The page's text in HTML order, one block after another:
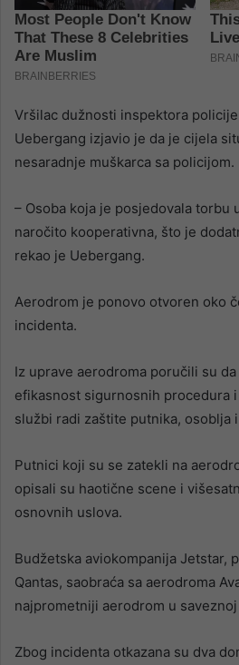
Vršilac dužnosti inspektora
Uebergang izjavio je da je cijela
nesaradnje muškarca sa policijom.
– Osoba koja je posjedovala torbu
naročito kooperativna, što je
rekao je Uebergang.
Aerodrom je ponovo otvoren oko
incidenta.
Iz uprave aerodroma poručili su
efikasnost sigurnosnih procedura
službi radi zaštite putnika, osoblja
Putnici koji su se zatekli na
opisali su haotične scene i
osnovnih uslova.
Budžetska aviokompanija Jetstar,
Qantas, saobraća sa aerodroma
najprometniji aerodrom u
Zbog incidenta otkazana su dva